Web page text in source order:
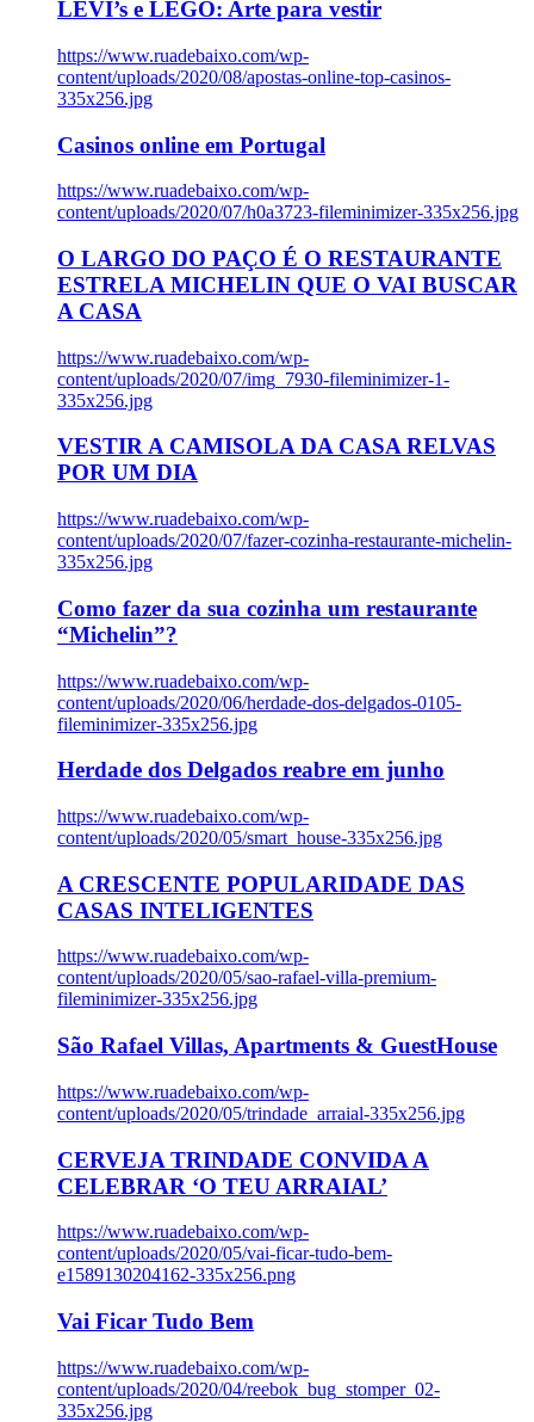
LEVI’s e LEGO: Arte para vestir
https://www.ruadebaixo.com/wp-
content/uploads/2020/08/apostas-online-top-casinos-
335x256.jpg
Casinos online em Portugal
https://www.ruadebaixo.com/wp-
content/uploads/2020/07/h0a3723-fileminimizer-335x256.jpg
O LARGO DO PAÇO É O RESTAURANTE
ESTRELA MICHELIN QUE O VAI BUSCAR
A CASA
https://www.ruadebaixo.com/wp-
content/uploads/2020/07/img_7930-fileminimizer-1-
335x256.jpg
VESTIR A CAMISOLA DA CASA RELVAS
POR UM DIA
https://www.ruadebaixo.com/wp-
content/uploads/2020/07/fazer-cozinha-restaurante-michelin-
335x256.jpg
Como fazer da sua cozinha um restaurante
“Michelin”?
https://www.ruadebaixo.com/wp-
content/uploads/2020/06/herdade-dos-delgados-0105-
fileminimizer-335x256.jpg
Herdade dos Delgados reabre em junho
https://www.ruadebaixo.com/wp-
content/uploads/2020/05/smart_house-335x256.jpg
A CRESCENTE POPULARIDADE DAS
CASAS INTELIGENTES
https://www.ruadebaixo.com/wp-
content/uploads/2020/05/sao-rafael-villa-premium-
fileminimizer-335x256.jpg
São Rafael Villas, Apartments & GuestHouse
https://www.ruadebaixo.com/wp-
content/uploads/2020/05/trindade_arraial-335x256.jpg
CERVEJA TRINDADE CONVIDA A
CELEBRAR ‘O TEU ARRAIAL’
https://www.ruadebaixo.com/wp-
content/uploads/2020/05/vai-ficar-tudo-bem-
e1589130204162-335x256.png
Vai Ficar Tudo Bem
https://www.ruadebaixo.com/wp-
content/uploads/2020/04/reebok_bug_stomper_02-
335x256.jpg